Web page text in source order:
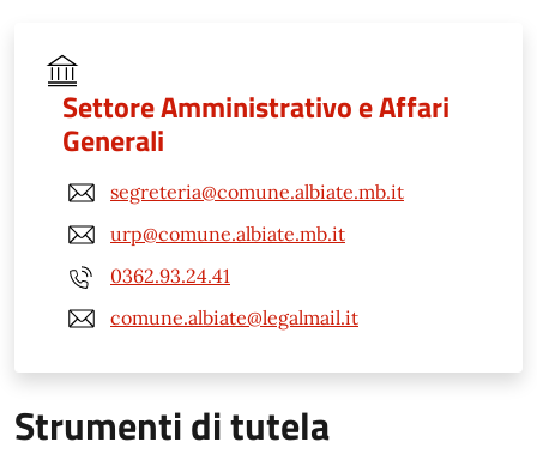
Settore Amministrativo e Affari
Generali
segreteria@comune.albiate.mb.it
urp@comune.albiate.mb.it
0362.93.24.41
comune.albiate@legalmail.it
Strumenti di tutela